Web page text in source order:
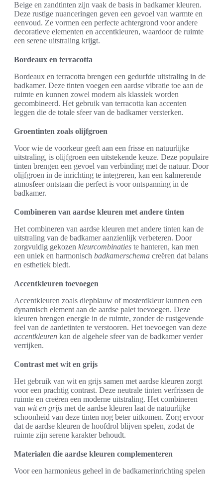
Beige en zandtinten zijn vaak de basis in badkamer kleuren.
Deze rustige nuanceringen geven een gevoel van warmte en
eenvoud. Ze vormen een perfecte achtergrond voor andere
decoratieve elementen en accentkleuren, waardoor de ruimte
een serene uitstraling krijgt.
Bordeaux en terracotta
Bordeaux en terracotta brengen een gedurfde uitstraling in de
badkamer. Deze tinten voegen een aardse vibratie toe aan de
ruimte en kunnen zowel modern als klassiek worden
gecombineerd. Het gebruik van terracotta kan accenten
leggen die de totale sfeer van de badkamer versterken.
Groentinten zoals olijfgroen
Voor wie de voorkeur geeft aan een frisse en natuurlijke
uitstraling, is olijfgroen een uitstekende keuze. Deze populaire
tinten brengen een gevoel van verbinding met de natuur. Door
olijfgroen in de inrichting te integreren, kan een kalmerende
atmosfeer ontstaan die perfect is voor ontspanning in de
badkamer.
Combineren van aardse kleuren met andere tinten
Het combineren van aardse kleuren met andere tinten kan de
uitstraling van de badkamer aanzienlijk verbeteren. Door
zorgvuldig gekozen kleurcombinaties te hanteren, kan men
een uniek en harmonisch badkamerschema creëren dat balans
en esthetiek biedt.
Accentkleuren toevoegen
Accentkleuren zoals diepblauw of mosterdkleur kunnen een
dynamisch element aan de aardse palet toevoegen. Deze
kleuren brengen energie in de ruimte, zonder de rustgevende
feel van de aardetinten te verstooren. Het toevoegen van deze
accentkleuren kan de algehele sfeer van de badkamer verder
verrijken.
Contrast met wit en grijs
Het gebruik van wit en grijs samen met aardse kleuren zorgt
voor een prachtig contrast. Deze neutrale tinten verfrissen de
ruimte en creëren een moderne uitstraling. Het combineren
van wit en grijs met de aardse kleuren laat de natuurlijke
schoonheid van deze tinten nog beter uitkomen. Zorg ervoor
dat de aardse kleuren de hoofdrol blijven spelen, zodat de
ruimte zijn serene karakter behoudt.
Materialen die aardse kleuren complementeren
Voor een harmonieus geheel in de badkamerinrichting spelen